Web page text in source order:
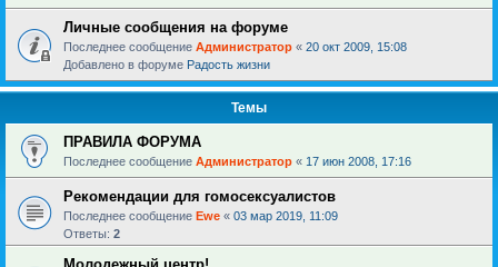
Личные сообщения на форуме
Последнее сообщение Администратор « 20 окт 2009, 15:08
Добавлено в форуме Радость жизни
Темы
ПРАВИЛА ФОРУМА
Последнее сообщение Администратор « 17 июн 2008, 17:16
Рекомендации для гомосексуалистов
Последнее сообщение Ewe « 03 мар 2019, 11:09
Ответы: 2